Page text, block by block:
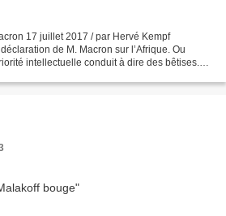
17 juillet 2017 / par Hervé Kempf
de M. Macron sur l’Afrique. Ou
intellectuelle conduit à dire des bêtises.